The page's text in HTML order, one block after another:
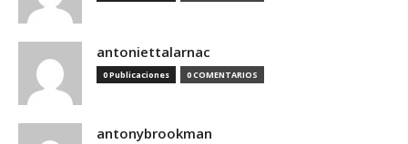
antoniettalarnac
0 Publicaciones 0 COMENTARIOS
antonybrookman